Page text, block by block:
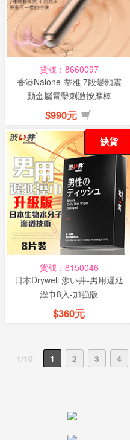
貨號：8660097
香港Nalone-蒂雅 7段變頻震
動金屬電擊刺激按摩棒
$990元
貨號：8150046
日本Drywell 涉い井-男用遲延
溼巾8入-加強版
$360元
缺貨
1/10 1 2 3 4